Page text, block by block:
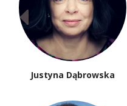
Justyna Dąbrowska